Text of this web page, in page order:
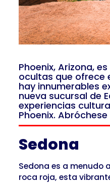
Phoenix, Arizona,
ocultas que ofrece
hay innumerables
nueva sucursal de
experiencias
Phoenix.
Sedona
Sedona es a menudo
roca roja, esta